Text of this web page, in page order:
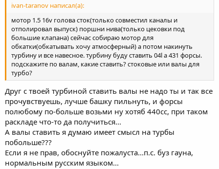
ivan-taranov написал(а):
мотор 1.5 16v голова сток(только совместил каналы и
отполировал выпуск) поршни нива(только цековки под
большие клапана) сейчас собираю мотор для
обкатки(обкатывать хочу атмосферный) а потом накинуть
турбину и все навесное. турбину буду ставить 04l а 431 форсы.
подскажите по валам, какие ставить? стоковые или валы для
турбо?
Друг с твоей турбиной ставить валы не надо ты и так все
прочувствуешь, лучше башку пильнуть, и форсы
полюбому по-больше возьми ну хотяб 440сс, при таком
раскладе что-то да получиться...
А валы ставить я думаю имеет смысл на турбы
побольше???
Если я не прав, обоснуйте пожалуста...п.с. буз гауна,
нормальным русским языком...